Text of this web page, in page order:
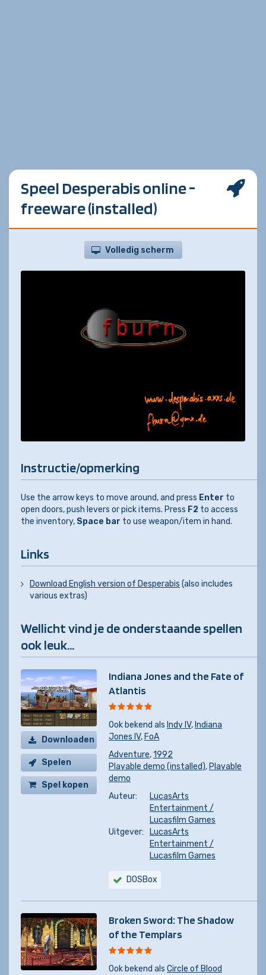
Speel Desperabis online -
freeware (installed)
Volledig scherm
Instructie/opmerking
Use the arrow keys to move around, and press Enter to
open doors, push levers or pick items. Press F2 to access
the inventory, Space bar to use weapon/item in hand.
Links
Download English version of Desperabis (also includes
various extras)
Wellicht vind je de onderstaande spellen
ook leuk...
Downloaden
Spelen
Spel kopen
Indiana Jones and the Fate of
Atlantis
Ook bekend als Indy IV, Indiana
Jones IV, FoA
Adventure,1992
Playable demo (installed), Playable
demo
Auteur:
LucasArts
Entertainment /
Lucasfilm Games
Uitgever:
LucasArts
Entertainment /
Lucasfilm Games
DOSBox
Broken Sword: The Shadow
of the Templars
Ook bekend als Circle of Blood